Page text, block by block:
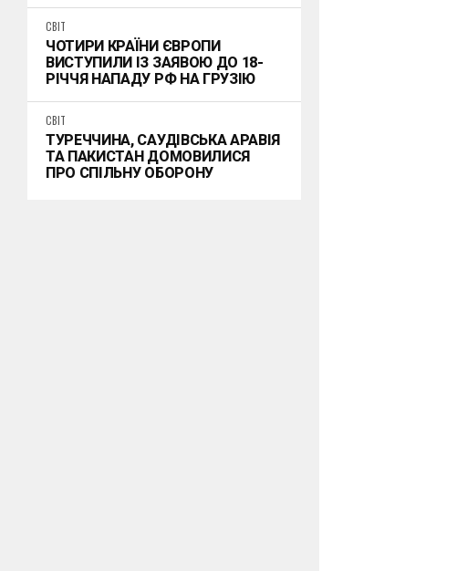
СВІТ
ЧОТИРИ КРАЇНИ ЄВРОПИ
ВИСТУПИЛИ ІЗ ЗАЯВОЮ ДО 18-
РІЧЧЯ НАПАДУ РФ НА ГРУЗІЮ
СВІТ
ТУРЕЧЧИНА, САУДІВСЬКА АРАВІЯ
ТА ПАКИСТАН ДОМОВИЛИСЯ
ПРО СПІЛЬНУ ОБОРОНУ